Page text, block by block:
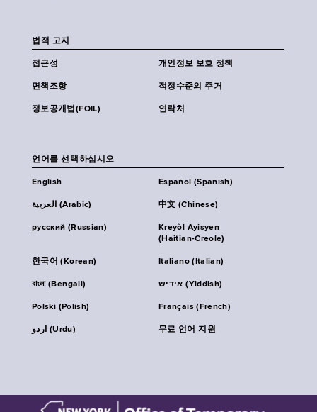
법적 고지
접근성 개인정보 보호 정책
면책조항 적정수준의 주거
정보공개법(FOIL) 연락처
언어를 선택하십시오
English Español (Spanish)
العربية (Arabic) 中文 (Chinese)
русский (Russian)
Kreyòl Ayisyen
(Haitian-Creole)
한국어 (Korean) Italiano (Italian)
বাংলা (Bengali) אידיש (Yiddish)
Polski (Polish) Français (French)
اردو (Urdu) 무료 언어 지원